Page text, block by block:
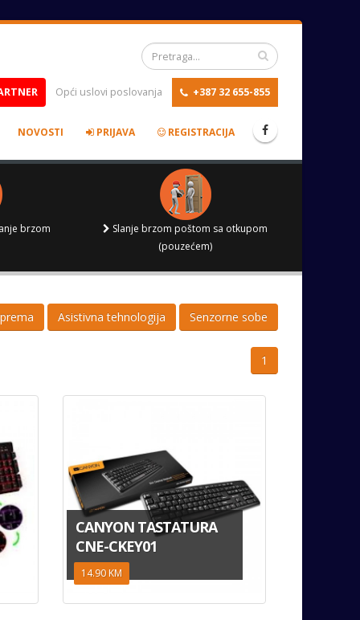
Opći uslovi poslovanja +387 32 655-855
NOVOSTI PRIJAVA REGISTRACIJA
brzom
Slanje brzom poštom sa otkupom
(pouzećem)
Asistivna tehnologija Senzorne sobe
1
CANYON TASTATURA
CNE-CKEY01
14.90 KM